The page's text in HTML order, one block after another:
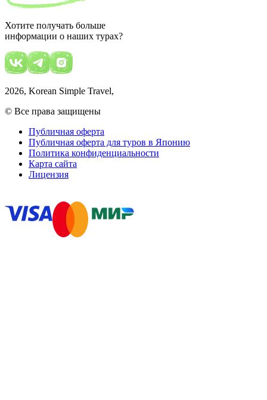
Хотите получать больше
информации о наших турах?
2026, Korean Simple Travel,
© Все права защищены
Публичная оферта
Публичная оферта для туров в Японию
Политика конфиденциальности
Карта сайта
Лицензия